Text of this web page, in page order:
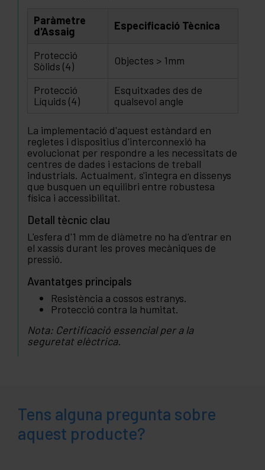
Paràmetre
d'Assaig
Especificació Tècnica
Protecció
Sòlids (4)
Objectes > 1mm
Protecció
Líquids (4)
Esquitxades des de
qualsevol angle
La implementació d'aquest estàndard en
regletes i dispositius d'interconnexió ha
evolucionat per respondre a les necessitats de
centres de dades i estacions de treball
industrials. Actualment, s'integra en dissenys
que busquen un equilibri entre robustesa
física i accessibilitat.
Detall tècnic clau
L'esfera d'1 mm de diàmetre no ha d'entrar en
el xassís durant les proves mecàniques de
pressió.
Avantatges principals
Resistència a cossos estranys.
Protecció contra la humitat.
Nota: Certificació essencial per a la
seguretat elèctrica.
Tens alguna pregunta sobre
aquest producte?